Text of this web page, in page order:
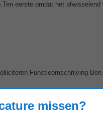
eerste omdat het afwisselend
Functieomschrijving Ben
missen?